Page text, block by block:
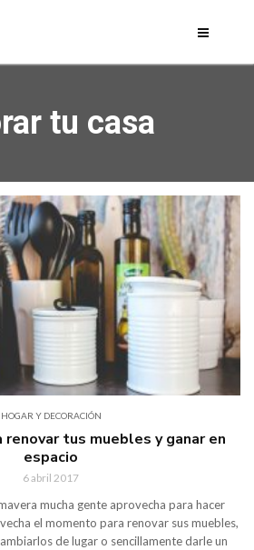
tu casa
HOGAR Y DECORACIÓN
renovar tus muebles y ganar en
espacio
6 abril 2017
mucha gente aprovecha para hacer
el momento para renovar sus muebles,
de lugar o sencillamente darle un